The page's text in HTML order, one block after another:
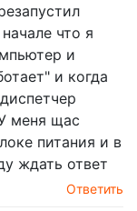
что я
и
и когда
меня щас
питания и в
ждать ответ
Ответить